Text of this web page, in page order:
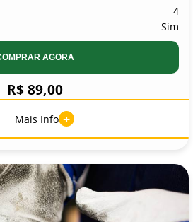
4
Sim
AGORA
R$ 89,00
Mais Info +